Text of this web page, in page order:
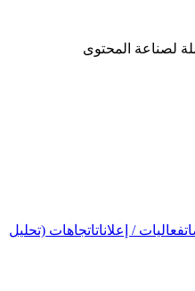
لصناعة المحتوى
فعاليات / إعلاناتاتجاهات (تحليل